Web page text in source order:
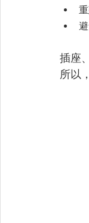
插座
所以